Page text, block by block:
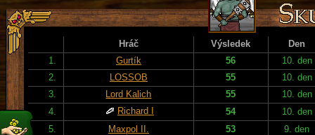
Hráč Výsledek
Den
1.
Gurtík 56
10. den
2.
LOSSOB 55
10. den
3.
Lord Kalich 55
10. den
4.
Richard I 54
10. den
5.
Maxpol II. 53
9. den